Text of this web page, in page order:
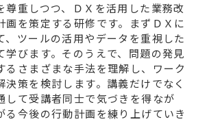
尊重しつつ、ＤＸを活用した業務改
画を策定する研修です。まずＤＸに
、ツールの活用やデータを重視した
学びます。そのうえで、問題の発見
るさまざまな手法を理解し、ワーク
決策を検討します。講義だけでなく
して受講者同士で気づきを得なが
る今後の行動計画を練り上げていき